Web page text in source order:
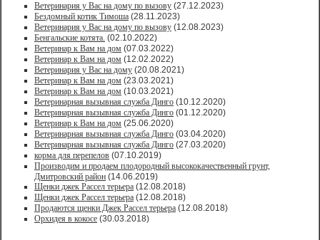
Ветеринария у Вас на дому по вызову (27.12.2023)
Бездомный котик Тимоша (28.11.2023)
Ветеринария у Вас на дому по вызову (12.08.2023)
Бенгальские котята. (02.10.2022)
Ветеринар к Вам на дом (07.03.2022)
Ветеринар к Вам на дом (12.02.2022)
Ветеринария у Вас на дому (20.08.2021)
Ветеринар к Вам на дом (23.03.2021)
Ветеринар к Вам на дом (10.03.2021)
Ветеринарная вызывная служба Динго (10.12.2020)
Ветеринарная вызывная служба Динго (01.12.2020)
Ветеринар к Вам на дом (25.06.2020)
Ветеринарная вызывная служба Динго (03.04.2020)
Ветеринарная вызывная служба Динго (27.03.2020)
корма для перепелов (07.10.2019)
Производим и продаем плодородный высококачественный грунт,
Дмитровский район (14.06.2019)
Щенки джек Рассел терьера (12.08.2018)
Щенки джек Рассел терьера (12.08.2018)
Продаются щенки Джек Рассел терьера (12.08.2018)
Орхидея в кокосе (30.03.2018)